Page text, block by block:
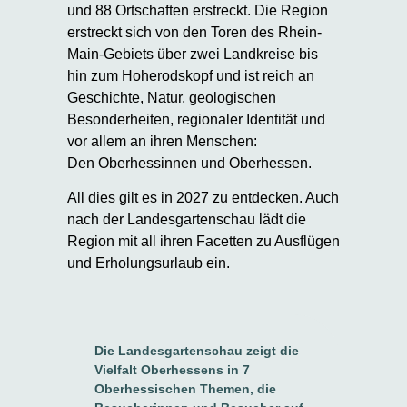
und 88 Ortschaften erstreckt. Die Region
erstreckt sich von den Toren des Rhein-
Main-Gebiets über zwei Landkreise bis
hin zum Hoherodskopf und ist reich an
Geschichte, Natur, geologischen
Besonderheiten, regionaler Identität und
vor allem an ihren Menschen:
Den Oberhessinnen und Oberhessen.
All dies gilt es in 2027 zu entdecken. Auch
nach der Landesgartenschau lädt die
Region mit all ihren Facetten zu Ausflügen
und Erholungsurlaub ein.
Die Landesgartenschau zeigt die
Vielfalt Oberhessens in 7
Oberhessischen Themen, die